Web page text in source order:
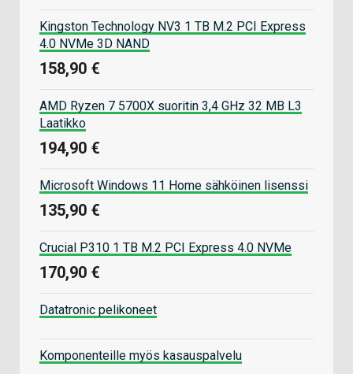
Kingston Technology NV3 1 TB M.2 PCI Express
4.0 NVMe 3D NAND
158,90 €
AMD Ryzen 7 5700X suoritin 3,4 GHz 32 MB L3
Laatikko
194,90 €
Microsoft Windows 11 Home sähköinen lisenssi
135,90 €
Crucial P310 1 TB M.2 PCI Express 4.0 NVMe
170,90 €
Datatronic pelikoneet
Komponenteille myös kasauspalvelu